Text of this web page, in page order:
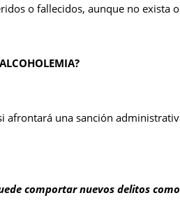
o fallecidos, aunque no exista
una sanción
comportar nuevos delitos